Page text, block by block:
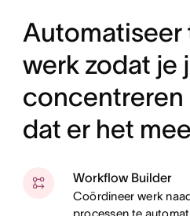
werk zodat je
concentreren
dat er het
Workflow Builder
Coördineer werk
processen te